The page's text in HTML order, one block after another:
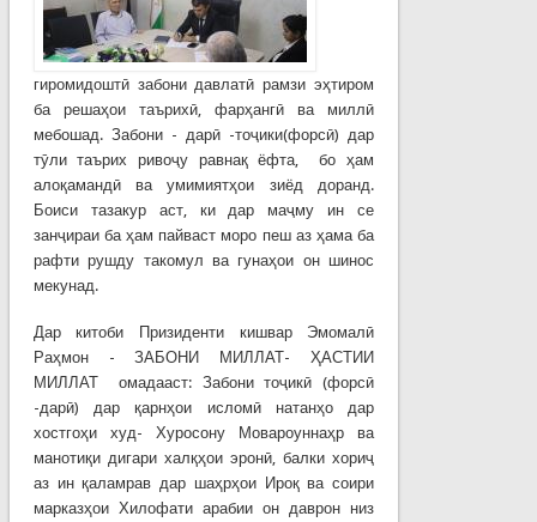
гиромидоштӣ забони давлатӣ рамзи эҳтиром
ба решаҳои таърихӣ, фарҳангӣ ва миллӣ
мебошад. Забони - дарӣ -тоҷики(форсӣ) дар
тӯли таърих ривоҷу равнақ ёфта, бо ҳам
алоқамандӣ ва умимиятҳои зиёд доранд.
Боиси тазакур аст, ки дар маҷму ин се
занҷираи ба ҳам пайваст моро пеш аз ҳама ба
рафти рушду такомул ва гунаҳои он шинос
мекунад.
Дар китоби Призиденти кишвар Эмомалӣ
Раҳмон - ЗАБОНИ МИЛЛАТ- ҲАСТИИ
МИЛЛАТ омадааст: Забони тоҷикӣ (форсӣ
-дарӣ) дар қарнҳои исломӣ натанҳо дар
хостгоҳи худ- Хуросону Мовароуннаҳр ва
манотиқи дигари халқҳои эронӣ, балки хориҷ
аз ин қаламрав дар шаҳрҳои Ироқ ва соири
марказҳои Хилофати арабии он даврон низ